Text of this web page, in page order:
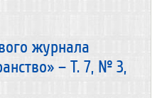
журнала
– Т. 7, № 3,